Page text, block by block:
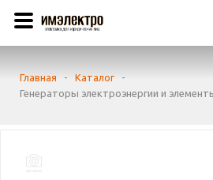
Главная - Каталог
-
Генераторы электроэнергии и